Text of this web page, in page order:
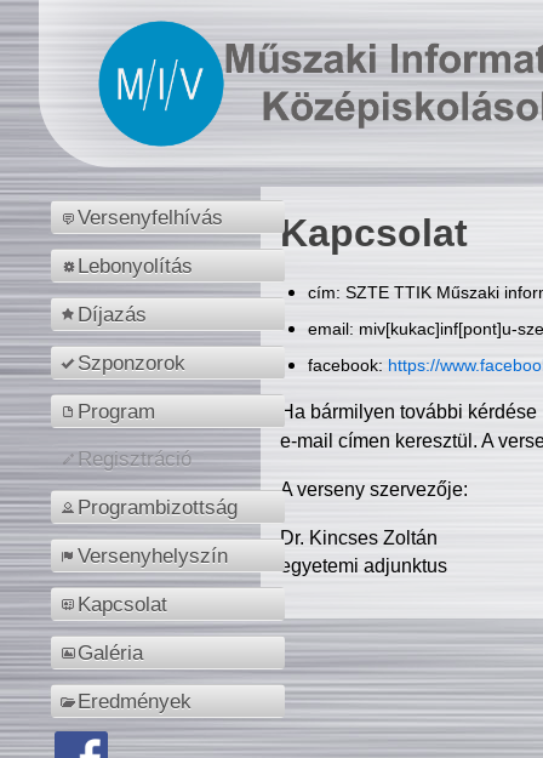
Versenyfelhívás
Lebonyolítás
Díjazás
Szponzorok
Program
Regisztráció
Programbizottság
Versenyhelyszín
Kapcsolat
Galéria
Eredmények
Kapcsolat
cím: SZTE TTIK Műszaki
email: miv[kukac]inf[pont]u-
facebook: https://
Ha bármilyen további
e-mail címen keresztül. A
A verseny szervezője:
Dr. Kincses Zoltán
egyetemi adjunktus